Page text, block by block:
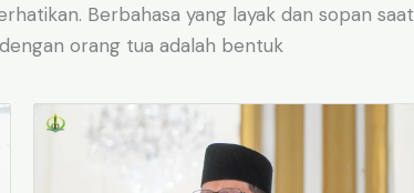
Berbahasa yang layak dan sopan saat
orang tua adalah bentuk